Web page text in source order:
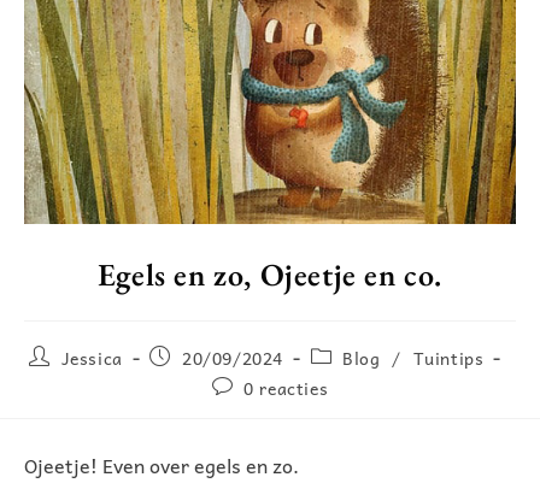
Egels en zo, Ojeetje en co.
Jessica 20/09/2024 Blog / Tuintips
0 reacties
Ojeetje! Even over egels en zo.